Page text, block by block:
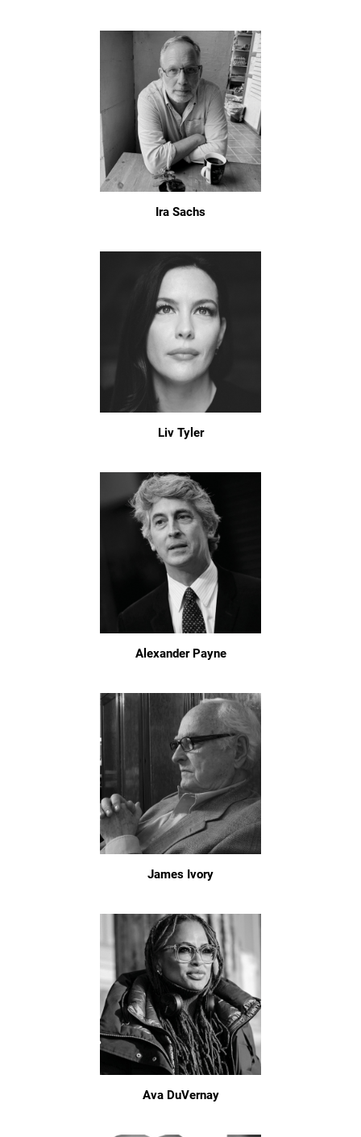
Ira Sachs
Liv Tyler
Alexander Payne
James Ivory
Ava DuVernay